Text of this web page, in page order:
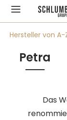
springen
Hersteller von A-
Petra
Das